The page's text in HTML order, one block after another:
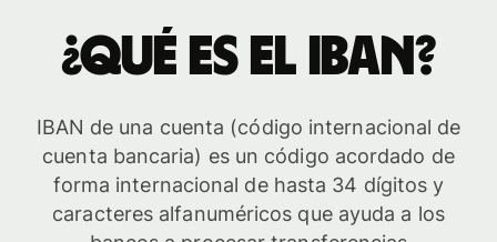
¿Qué es el IBAN?
IBAN de una cuenta (código internacional de
cuenta bancaria) es un código acordado de
forma internacional de hasta 34 dígitos y
caracteres alfanuméricos que ayuda a los